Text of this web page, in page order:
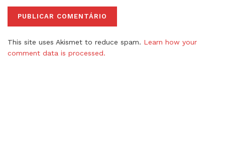
This site uses Akismet to reduce spam. Learn how your
comment data is processed.